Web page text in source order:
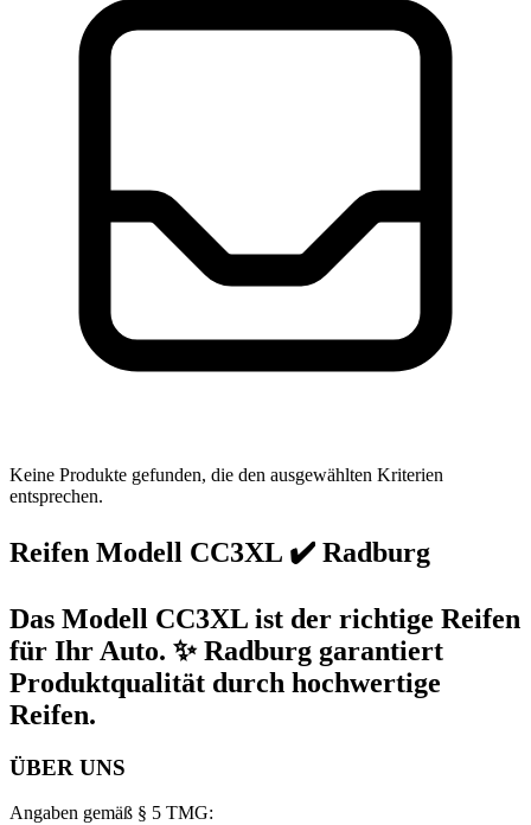
Keine Produkte gefunden, die den ausgewählten Kriterien
entsprechen.
Reifen Modell CC3XL ✔️ Radburg
Das Modell CC3XL ist der richtige Reifen
für Ihr Auto. ✨ Radburg garantiert
Produktqualität durch hochwertige
Reifen.
ÜBER UNS
Angaben gemäß § 5 TMG: